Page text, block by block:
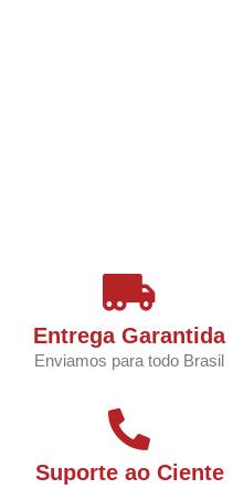
Entrega Garantida
Enviamos para todo Brasil
Suporte ao Ciente